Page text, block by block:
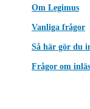
Om Legimus
Vanliga frågor
Så här gör du
Frågor om